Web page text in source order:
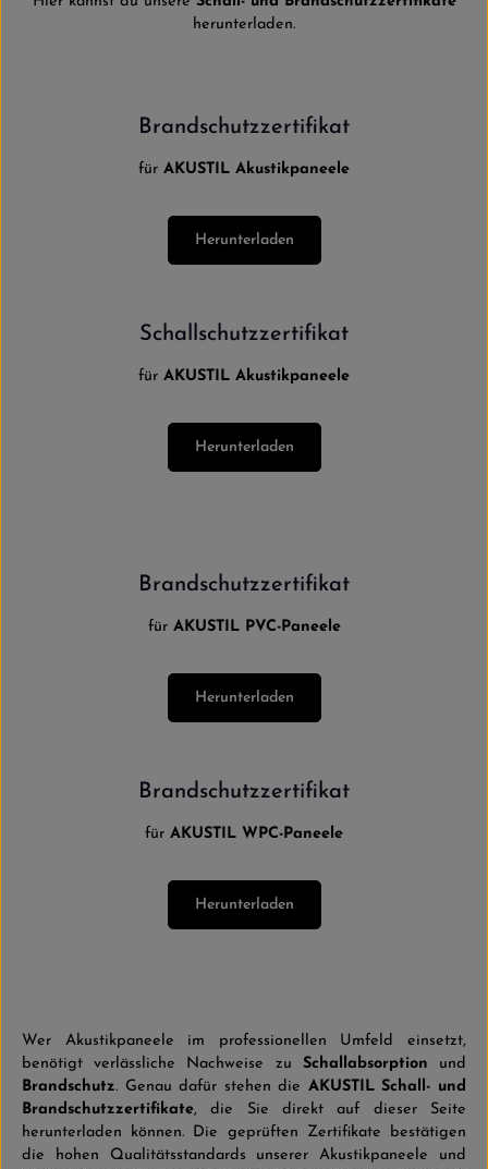
herunterladen.
Brandschutzzertifikat
für AKUSTIL Akustikpaneele
Herunterladen
Schallschutzzertifikat
für AKUSTIL Akustikpaneele
Herunterladen
Brandschutzzertifikat
für AKUSTIL PVC-Paneele
Herunterladen
Brandschutzzertifikat
für AKUSTIL WPC-Paneele
Herunterladen
Wer Akustikpaneele im professionellen Umfeld einsetzt,
benötigt verlässliche Nachweise zu Schallabsorption und
Brandschutz. Genau dafür stehen die AKUSTIL Schall- und
Brandschutzzertifikate, die Sie direkt auf dieser Seite
herunterladen können. Die geprüften Zertifikate bestätigen
die hohen Qualitätsstandards unserer Akustikpaneele und